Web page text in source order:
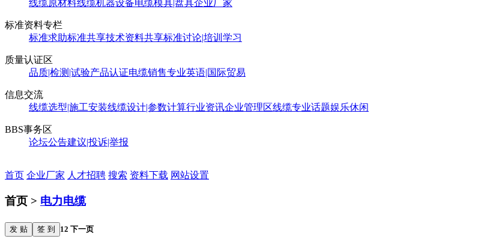
线缆原材料线缆机器设备电缆模具|盘具企业厂家
标准资料专栏
标准求助标准共享技术资料共享标准讨论|培训学习
质量认证区
品质|检测|试验产品认证电缆销售专业英语|国际贸易
信息交流
线缆选型|施工安装线缆设计|参数计算行业资讯企业管理区线缆专业话题娱乐休闲
BBS事务区
论坛公告建议|投诉|举报
首页 企业厂家 人才招聘 搜索 资料下载 网站设置
首页 > 电力电缆
发 贴 签 到 12 下一页